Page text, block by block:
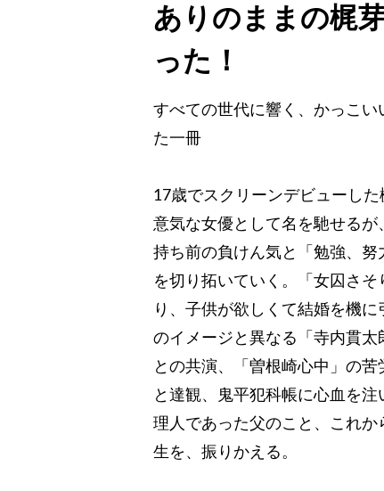
ありのままの梶
った！
すべての世代に響く、かっこ
た一冊
17歳でスクリーンデビューし
意気な女優として名を馳せる
持ち前の負けん気と「勉強、
を切り拓いていく。「女囚さ
り、子供が欲しくて結婚を機
のイメージと異なる「寺内貫
との共演、「曽根崎心中」の
と達観、鬼平犯科帳に心血を
理人であった父のこと、これ
生を、振りかえる。